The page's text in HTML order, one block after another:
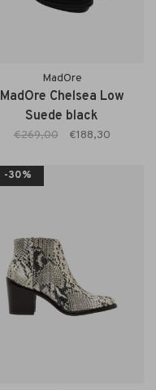
MadOre
MadOre Chelsea Low
Suede black
€269,00 €188,30
-30%